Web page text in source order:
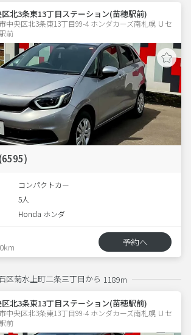
北3条東13丁目ステーション(苗穂駅前)
中央区北3条東13丁目99-4 ホンダカーズ南札幌 Ｕセ
前
コンパクトカー
5人
Honda ホンダ
予約へ
区菊水上町二条三丁目から 1189m
北3条東13丁目ステーション(苗穂駅前)
中央区北3条東13丁目99-4 ホンダカーズ南札幌 Ｕセ
前